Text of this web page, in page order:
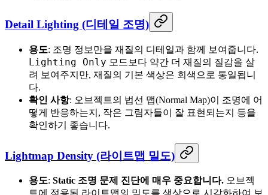
Detail Lighting (디테일 조명)
용도: 조명 정보만을 재질의 디테일과 함께 보여줍니다.
Lighting Only 모드보다 약간 더 재질의 질감을 살
려 보여주지만, 재질의 기본 색상은 회색으로 통일됩니
다.
확인 사항: 오브젝트의 법선 맵(Normal Map)이 조명에 어
떻게 반응하는지, 작은 그림자들이 잘 표현되는지 등을
확인하기 좋습니다.
Lightmap Density (라이트맵 밀도)
용도: Static 조명 문제 진단에 매우 중요합니다. 오브젝